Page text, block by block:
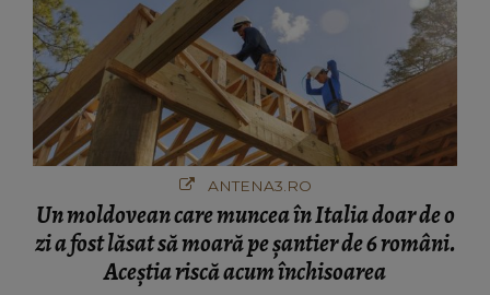
ANTENA3.RO
Un moldovean care muncea în Italia doar de o
zi a fost lăsat să moară pe şantier de 6 români.
Aceștia riscă acum închisoarea